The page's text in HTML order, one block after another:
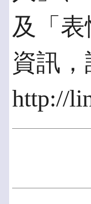
及「
資訊
http://